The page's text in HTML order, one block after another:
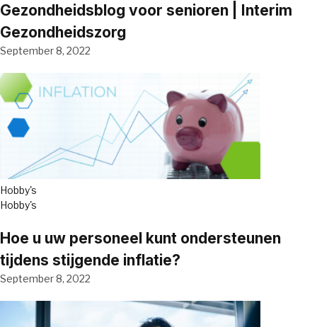
Gezondheidsblog voor senioren | Interim
Gezondheidszorg
September 8, 2022
Hobby's
Hobby's
Hoe u uw personeel kunt ondersteunen
tijdens stijgende inflatie?
September 8, 2022